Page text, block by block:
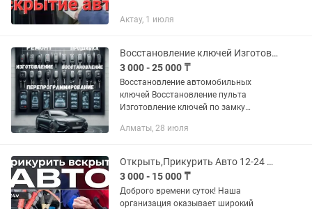
Актау, 1 июля
Восстановление ключей Изготовление Ремонт Прошивка ключа Вскрытие Авто
3 000 - 25 000 ₸
Восстановление автомобильных
ключей Восстановление пульта
Изготовление ключей по замку
Изготовление пульта
что связано с Автомобильными...
Алматы, 28 июля
Открыть,Прикурить Авто 12-24 Вольт
3 000 - 15 000 ₸
Доброго времени суток! Наша
организация оказывает широкий